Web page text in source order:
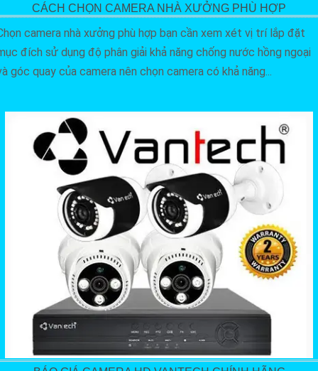
CÁCH CHỌN CAMERA NHÀ XƯỞNG PHÙ HỢP
camera nhà xưởng phù hợp bạn cần xem xét vị trí lắp đặt
đích sử dụng độ phân giải khả năng chống nước hồng ngoại
góc quay của camera nên chọn camera có khả năng...